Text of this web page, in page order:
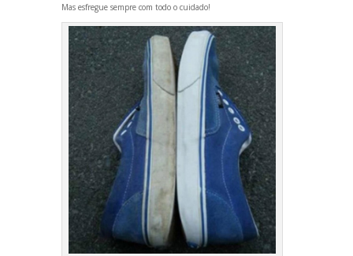
Mas esfregue sempre com todo o cuidado!